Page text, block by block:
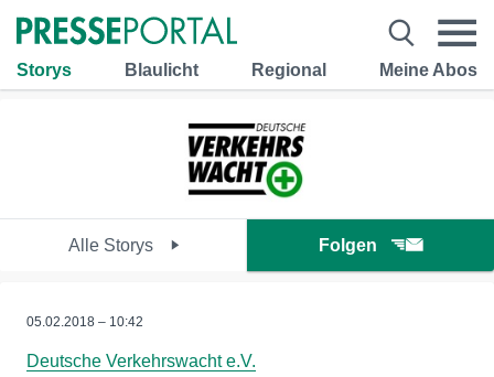
Storys Blaulicht Regional Meine Abos
Alle Storys Folgen
05.02.2018 – 10:42
Deutsche Verkehrswacht e.V.